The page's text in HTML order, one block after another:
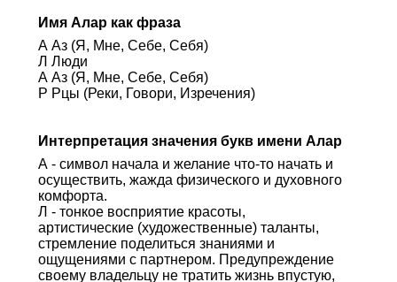
Имя Алар как фраза
А Аз (Я, Мне, Себе, Себя)
Л Люди
А Аз (Я, Мне, Себе, Себя)
Р Рцы (Реки, Говори, Изречения)
Интерпретация значения букв имени Алар
А - символ начала и желание что-то начать и
осуществить, жажда физического и духовного
комфорта.
Л - тонкое восприятие красоты,
артистические (художественные) таланты,
стремление поделиться знаниями и
ощущениями с партнером. Предупреждение
своему владельцу не тратить жизнь впустую,